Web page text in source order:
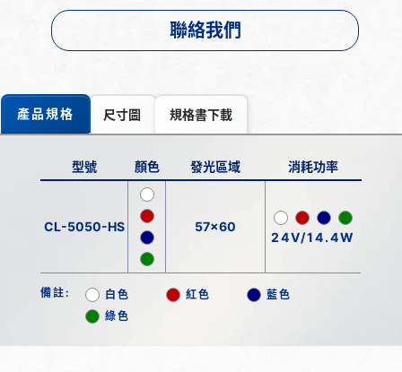
聯絡我們
產品規格 尺寸圖 規格書下載
型號 顏色 發光區域 消耗功率
CL-5050-HS 57x60
24V/14.4W
備註: 白色 紅色
藍色
綠色